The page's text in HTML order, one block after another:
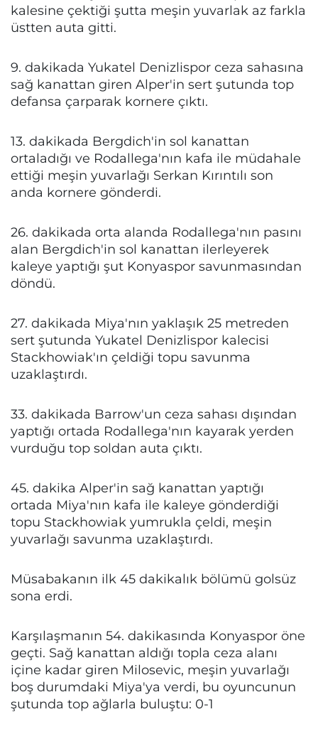
kalesine çektiği şutta meşin yuvarlak az farkla
üstten auta gitti.
9. dakikada Yukatel Denizlispor ceza sahasına
sağ kanattan giren Alper'in sert şutunda top
defansa çarparak kornere çıktı.
13. dakikada Bergdich'in sol kanattan
ortaladığı ve Rodallega'nın kafa ile müdahale
ettiği meşin yuvarlağı Serkan Kırıntılı son
anda kornere gönderdi.
26. dakikada orta alanda Rodallega'nın pasını
alan Bergdich'in sol kanattan ilerleyerek
kaleye yaptığı şut Konyaspor savunmasından
döndü.
27. dakikada Miya'nın yaklaşık 25 metreden
sert şutunda Yukatel Denizlispor kalecisi
Stackhowiak'ın çeldiği topu savunma
uzaklaştırdı.
33. dakikada Barrow'un ceza sahası dışından
yaptığı ortada Rodallega'nın kayarak yerden
vurduğu top soldan auta çıktı.
45. dakika Alper'in sağ kanattan yaptığı
ortada Miya'nın kafa ile kaleye gönderdiği
topu Stackhowiak yumrukla çeldi, meşin
yuvarlağı savunma uzaklaştırdı.
Müsabakanın ilk 45 dakikalık bölümü golsüz
sona erdi.
Karşılaşmanın 54. dakikasında Konyaspor öne
geçti. Sağ kanattan aldığı topla ceza alanı
içine kadar giren Milosevic, meşin yuvarlağı
boş durumdaki Miya'ya verdi, bu oyuncunun
şutunda top ağlarla buluştu: 0-1